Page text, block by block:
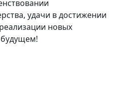
удачи в достижении
новых
будущем!